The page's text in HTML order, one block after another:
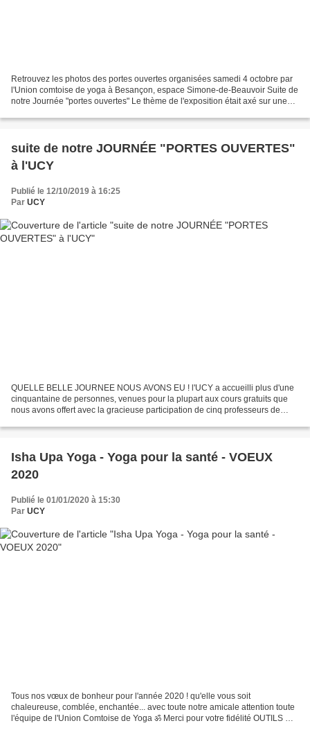
Retrouvez les photos des portes ouvertes organisées samedi 4 octobre par
l'Union comtoise de yoga à Besançon, espace Simone-de-Beauvoir Suite de
notre Journée "portes ouvertes" Le thème de l'exposition était axé sur une
suite de notre JOURNÉE "PORTES OUVERTES"
à l'UCY
Publié le 12/10/2019 à 16:25
Par UCY
QUELLE BELLE JOURNEE NOUS AVONS EU ! l'UCY a accueilli plus d'une
cinquantaine de personnes, venues pour la plupart aux cours gratuits que
nous avons offert avec la gracieuse participation de cinq professeurs de
Isha Upa Yoga - Yoga pour la santé - VOEUX
2020
Publié le 01/01/2020 à 15:30
Par UCY
Tous nos vœux de bonheur pour l'année 2020 ! qu'elle vous soit
chaleureuse, comblée, enchantée... avec toute notre amicale attention toute
l'équipe de l'Union Comtoise de Yoga ॐ Merci pour votre fidélité OUTILS DE